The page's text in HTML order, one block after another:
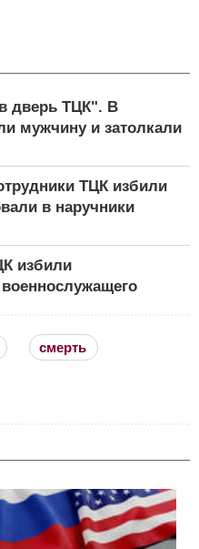
дверь ТЦК". В
мужчину и затолкали
ТЦК избили
в наручники
избили
смерть